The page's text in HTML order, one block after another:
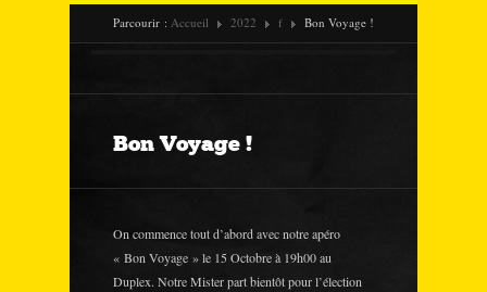
Parcourir : Accueil 2022 f Bon Voyage !
Bon Voyage !
On commence tout d’abord avec notre apéro
« Bon Voyage » le 15 Octobre à 19h00 au
Duplex. Notre Mister part bientôt pour l’élection